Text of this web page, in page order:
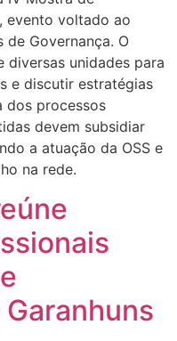
evento voltado ao
Governança. O
diversas unidades para
e discutir estratégias
dos processos
devem subsidiar
a atuação da OSS e
na rede.